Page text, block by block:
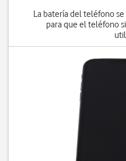
La batería del teléfono
para que el teléfono